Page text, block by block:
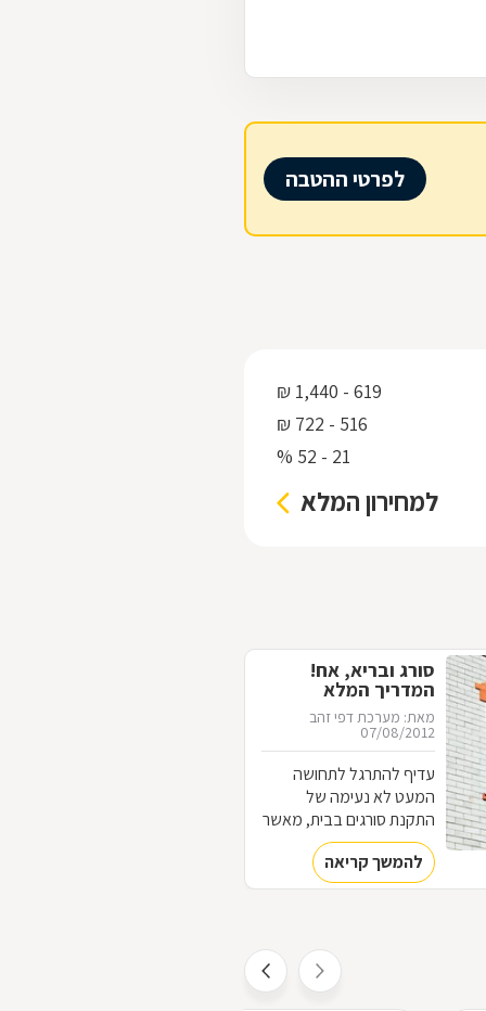
לפרטי ההטבה
619 - 1,440 ₪
516 - 722 ₪
21 - 52 %
למחירון המלא
סורג ובריא, אח!
המדריך המלא
לסורגים
מאת: מערכת דפי זהב
07/08/2012
עדיף להתרגל לתחושה
המעט לא נעימה של
התקנת סורגים בבית, מאשר
להתרגל לתחושה המאוד
לא נעימה של פריצה לבית.
כל מה שחשוב לדעת על
להמשך קריאה